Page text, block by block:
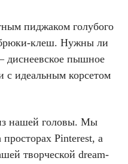
пиджаком голубого
клеш. Нужны ли
диснеевское пышное
с идеальным корсетом
нашей головы. Мы
Pinterest, а
творческой dream-